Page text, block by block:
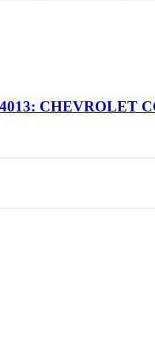
CHEVROLET